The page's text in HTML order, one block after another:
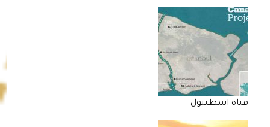
قناة اسطنبول